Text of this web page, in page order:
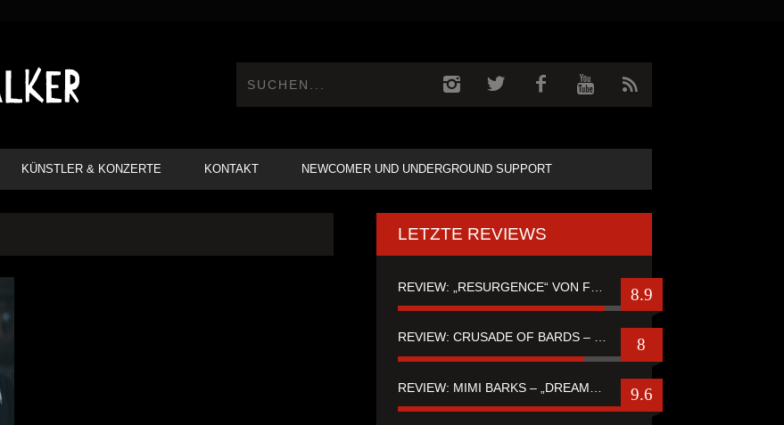
KÜNSTLER & KONZERTE KONTAKT NEWCOMER UND UNDERGROUND SUPPORT
LETZTE REVIEWS
8.9
REVIEW: CRUSADE OF BARDS – “TALES OF DISTANT WORLDS“ 8
9.6